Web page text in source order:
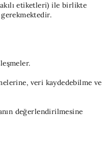
etiketleri) ile birlikte
veri kaydedebilme ve
değerlendirilmesine